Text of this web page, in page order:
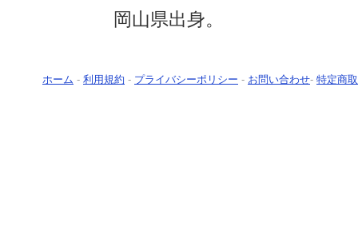
岡山県出身。
ホーム - 利用規約 - プライバシーポリシー - お問い合わせ- 特定商